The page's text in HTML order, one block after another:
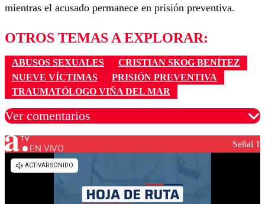
mientras el acusado permanece en prisión preventiva.
OTROS TEMAS A EXPLORAR:
ABUSOS SEXUALES
CRISTIAN SKOG BENÍTEZ
NUEVE VÍCTIMAS
PRISIÓN PREVENTIVA
TRAUMATÓLOGO VIÑA DEL MAR
Ver comentarios
Los comentarios son moderados para garantizar un
EN VIVO Señal 1